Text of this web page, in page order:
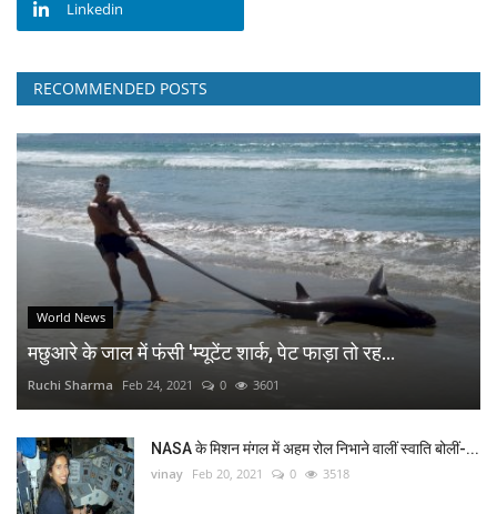
Linkedin
RECOMMENDED POSTS
World News
मछुआरे के जाल में फंसी 'म्यूटेंट शार्क, पेट फाड़ा तो रह...
Ruchi Sharma Feb 24, 2021 0 3601
NASA के मिशन मंगल में अहम रोल निभाने वालीं स्वाति बोलीं-...
vinay Feb 20, 2021 0 3518